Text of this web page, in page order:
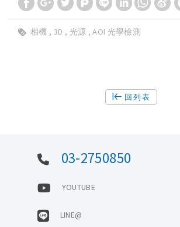
相機 3D 光源 AOI 光學檢測
回列表
03-2750850
YOUTUBE
LINE@